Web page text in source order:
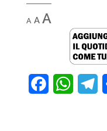
A
Decrease
font
A
Reset
font
AIncrease
font
size.
W